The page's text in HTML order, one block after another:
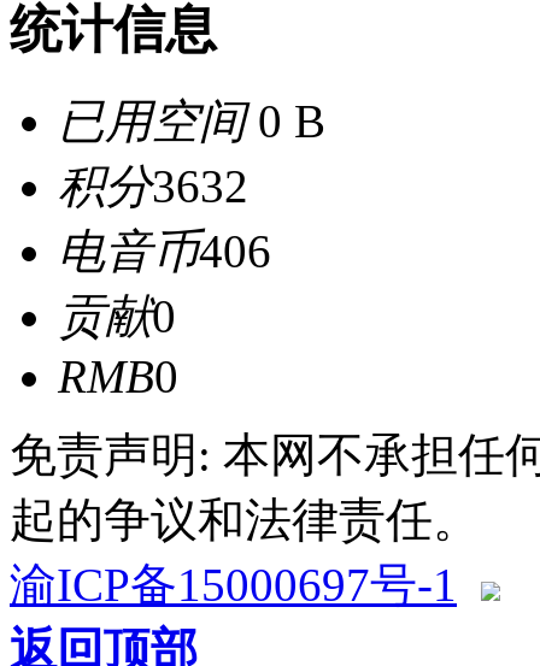
统计信息
已用空间0 B
积分3632
电音币406
贡献0
RMB0
免责声明: 本网不承担任
起的争议和法律责任。
渝ICP备15000697号-1
返回顶部